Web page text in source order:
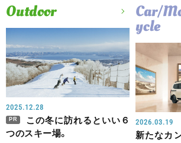
Outdoor
2025.12.28
PR
この冬に訪れるといい６
つのスキー場。
Car/
ycle
2026.03.19
新たなカ